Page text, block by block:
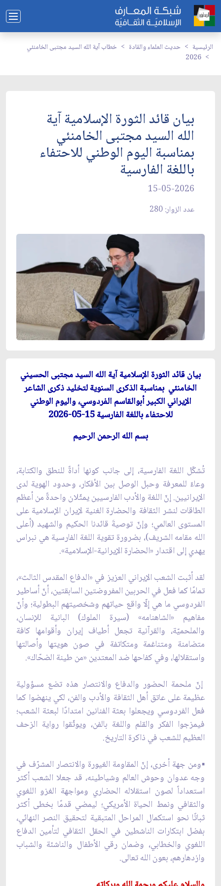
الرئيسية حديث العلماء والقادة
خطاب آية الله السيد مجتبى الخامنئي
2026
بيان قائد الثورة الإسلامية آية
الله السيد مجتبى الخامنئي
بمناسبة اليوم الوطني للاحتفاء
باللغة الفارسية
15-05-2026
عدد الزوار: 280
بيانقائد الثورة الإسلامية آية الله السيد مجتبى الحسيني
الخامنئي بمناسبة الذكرى السنوية لتخليد ذكرى الشاعر
الإيراني الكبير أبوالقاسم الفردوسي، واليوم الوطني
للاحتفاء باللغة الفارسية 15-05-2026
بسم الله الرحمن الرحيم
تُشكّل اللغة الفارسية، إلى جانب كونها أداةً للنطق والكتابة،
وعاءً للمعرفة وحبل الوصل بين الأفكار، وحدود الهوية لدى
الإيرانيين. إنّ اللغة والأدب الفارسيين يمثّلان واحدةً من أعظم
الطاقات لنشر الثقافة والحضارة الغنية لإيران الإسلامية على
المستوى العالمي؛ وإنّ توصيةَ قائدنا الحكيم والشهيد (أعلى
الله مقامه الشريف)، بضرورة تقوية اللغة الفارسية هي نبراس
يهدي إلى اقتدار «الحضارة الإيرانية-الإسلامية».
لقد أثبت الشعب الإيراني العزيز في «الدفاع المقدس الثالث»،
تمامًا كما فعل في الحربين المفروضتين السابقتين، أنّ أساطير
الفردوسي ما هي إلّا واقع حياتهم وشخصيتهم البطولية؛ وأنّ
مفاهيم «الشاهنامه» (سيرة الملوك) البانية للإنسان،
والملحميّة، والقرآنية تجعل أطياف إيران وأقوامها كافة
متضامنة ومتناغمة ومتكاتفة في صون هويتها وأصالتها
واستقلالها، وفي كفاحها ضد المعتدين «من طينة الضحّاك».
إنّ ملحمة الحضور والدفاع والانتصار هذه تضع مسؤولية
عظيمة على عاتق أهل الثقافة والأدب والفن، لكي ينهضوا كما
فعل الفردوسي ويجعلوا بعثة الفنانين امتدادًا لبعثة الشعب؛
فيمزجوا الفكر والقلم واللغة بالفن، ويوثّقوا رواية الزحف
العظيم للشعب في ذاكرة التاريخ.
▪️ومن جهة أخرى، إنّ المقاومة الغيورة والانتصار المشرّف في
وجه عدوان وحوش العالم وشياطينه، قد جعلا الشعب أكثر
استعداداً لصون استقلاله الحضاري ومواجهة الغزو اللغوي
والثقافي ونمط الحياة الأمريكي؛ ليمضي قدمًا بخطى أكثر
ثباتًا نحو استكمال المراحل المتبقية لتحقيق النصر النهائي،
بفضل ابتكارات الناشطين في الحقل الثقافي لتأمين الدفاع
اللغوي والخطابي، وضمان رقي الأطفال والناشئة والشباب
وازدهارهم، بعون الله تعالى.